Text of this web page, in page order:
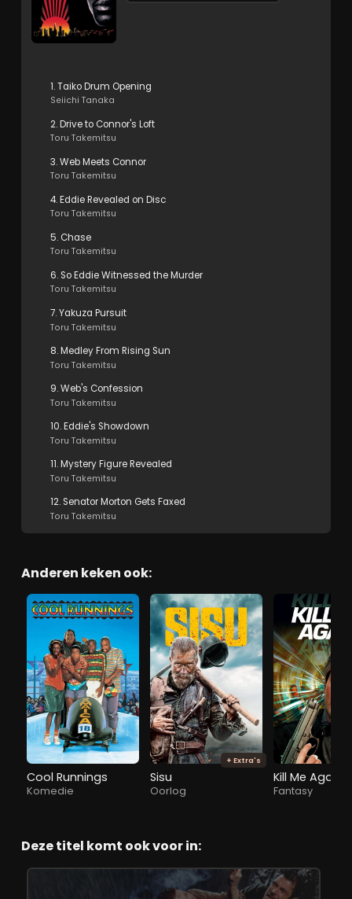
1. Taiko Drum Opening
Seiichi Tanaka
2. Drive to Connor's Loft
Toru Takemitsu
3. Web Meets Connor
Toru Takemitsu
4. Eddie Revealed on Disc
Toru Takemitsu
5. Chase
Toru Takemitsu
6. So Eddie Witnessed the Murder
Toru Takemitsu
7. Yakuza Pursuit
Toru Takemitsu
8. Medley From Rising Sun
Toru Takemitsu
9. Web's Confession
Toru Takemitsu
10. Eddie's Showdown
Toru Takemitsu
11. Mystery Figure Revealed
Toru Takemitsu
12. Senator Morton Gets Faxed
Toru Takemitsu
Anderen keken ook:
Cool Runnings
Komedie
+ Extra's
Sisu
Oorlog
Kill Me Again
Fantasy
Deze titel komt ook voor in: